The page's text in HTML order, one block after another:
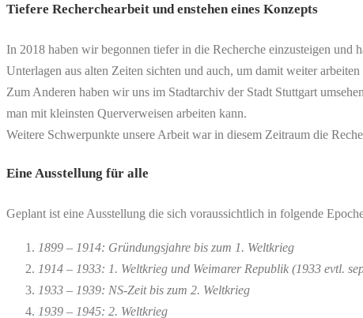
Tiefere Recherchearbeit und enstehen eines Konzepts
In 2018 haben wir begonnen tiefer in die Recherche einzusteigen und
Unterlagen aus alten Zeiten sichten und auch, um damit weiter
Zum Anderen haben wir uns im Stadtarchiv der Stadt Stuttgart
man mit kleinsten Querverweisen arbeiten kann.
Weitere Schwerpunkte unsere Arbeit war in diesem Zeitraum die
Eine Ausstellung für alle
Geplant ist eine Ausstellung die sich voraussichtlich in folgende
1899 – 1914: Gründungsjahre bis zum 1. Weltkrieg
1914 – 1933: 1. Weltkrieg und Weimarer Republik (1933 evtl.
1933 – 1939: NS-Zeit bis zum 2. Weltkrieg
1939 – 1945: 2. Weltkrieg